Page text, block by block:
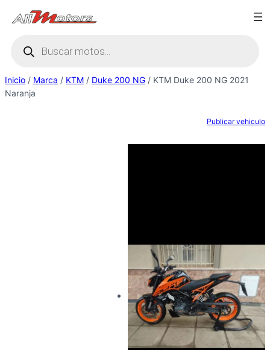
Saltar
al
productos
Inicio / Marca / KTM / Duke 200 NG / KTM Duke 200 NG 2021
Naranja
Publicar vehiculo